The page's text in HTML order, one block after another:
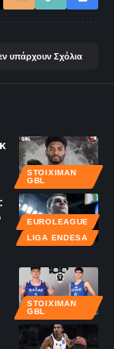
υπάρχουν Σχόλια
STOIXIMAN
GBL
EUROLEAGUE
LIGA ENDESA
STOIXIMAN
GBL